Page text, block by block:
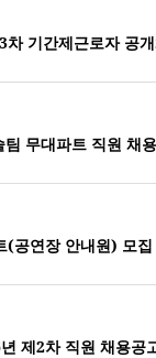
기간제근로자 공
무대파트 직원 채용
(공연장 안내원) 모
제2차 직원 채용공